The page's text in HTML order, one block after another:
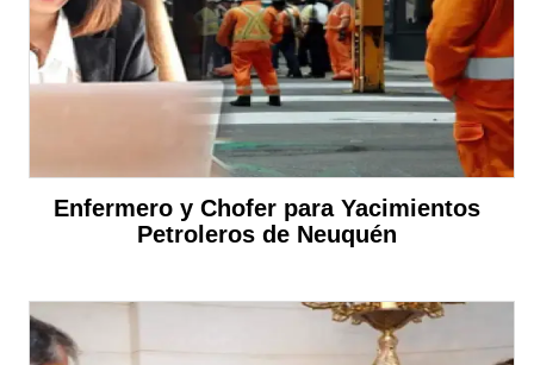
Enfermero y Chofer para Yacimientos
Petroleros de Neuquén